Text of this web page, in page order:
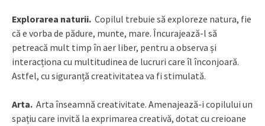
Explorarea naturii. Copilul trebuie să exploreze natura, fie
că e vorba de pădure, munte, mare. Încurajează-l să
petreacă mult timp în aer liber, pentru a observa și
interacționa cu multitudinea de lucruri care îl înconjoară.
Astfel, cu siguranță creativitatea va fi stimulată.
Arta. Arta înseamnă creativitate. Amenajează-i copilului un
spațiu care invită la exprimarea creativă, dotat cu creioane